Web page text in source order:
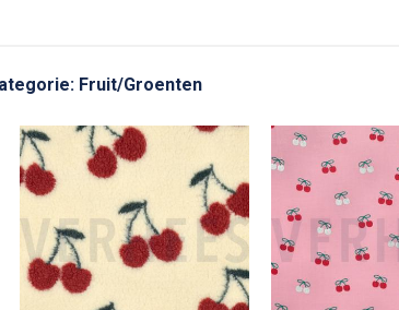
Fruit/Groenten